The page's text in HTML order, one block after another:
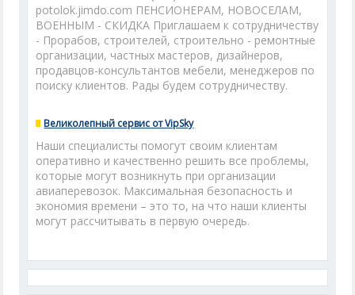
potolok.jimdo.com ПЕНСИОНЕРАМ, НОВОСЕЛАМ,
ВОЕННЫМ - СКИДКА Приглашаем к сотрудничеству
- Прорабов, строителей, строительно - ремонтные
организации, частных мастеров, дизайнеров,
продавцов-консультантов мебели, менеджеров по
поиску клиентов. Рады будем сотрудничеству.
Великолепный сервис от VipSky
Наши специалисты помогут своим клиентам
оперативно и качественно решить все проблемы,
которые могут возникнуть при организации
авиаперевозок. Максимальная безопасность и
экономия времени – это то, на что наши клиенты
могут рассчитывать в первую очередь.